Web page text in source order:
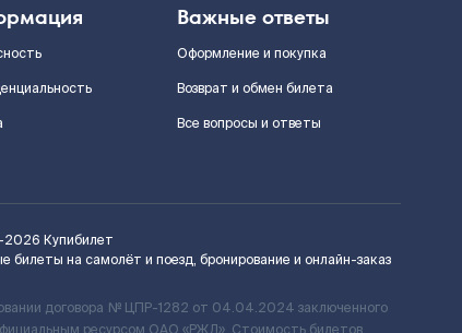
Важные ответы
Оформление и покупка
Возврат и обмен билета
Все вопросы и ответы
Купибилет
билеты на самолёт и поезд, бронирование и онлайн-заказ
договора № ЦПР-1282 от 04.04.2024 заключенного